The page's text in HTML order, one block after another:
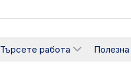
Търсете работа